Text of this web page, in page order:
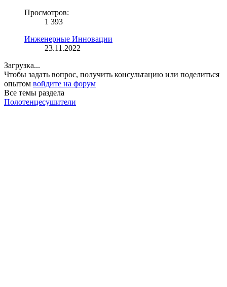
Просмотров:
1 393
Инженерные Инновации
23.11.2022
Загрузка...
Чтобы задать вопрос, получить консультацию или поделиться
опытом войдите на форум
Все темы раздела
Полотенцесушители